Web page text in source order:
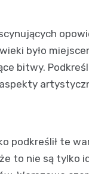
było
bitwy.
podkreślił te
to nie są tylko